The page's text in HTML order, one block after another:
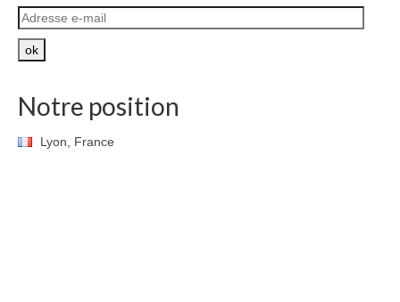
Adresse
e-
mail
ok
Notre position
Lyon, France